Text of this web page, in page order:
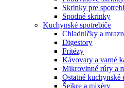
Skrinky pre
Spodné skrinky
Kuchynské spotrebiče
Chladničky a
Digestory
Fritézy
Kávovary a varné
Mikrovlnné rúry a
Ostatné kuchynské
Šejkre a mixéry